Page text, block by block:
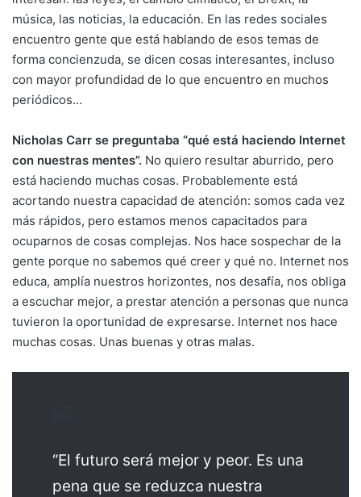
música, las noticias, la educación. En las redes sociales
encuentro gente que está hablando de esos temas de
forma concienzuda, se dicen cosas interesantes, incluso
con mayor profundidad de lo que encuentro en muchos
periódicos…
Nicholas Carr se preguntaba “qué está haciendo Internet
con nuestras mentes”. No quiero resultar aburrido, pero
está haciendo muchas cosas. Probablemente está
acortando nuestra capacidad de atención: somos cada vez
más rápidos, pero estamos menos capacitados para
ocuparnos de cosas complejas. Nos hace sospechar de la
gente porque no sabemos qué creer y qué no. Internet nos
educa, amplía nuestros horizontes, nos desafía, nos obliga
a escuchar mejor, a prestar atención a personas que nunca
tuvieron la oportunidad de expresarse. Internet nos hace
muchas cosas. Unas buenas y otras malas.
“El futuro será mejor y peor. Es una
pena que se reduzca nuestra